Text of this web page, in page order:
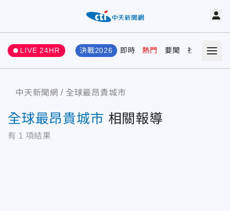
LIVE 24HR 決戰2026 即時 熱門 要聞 社會 娛樂
中天新聞網 全球最昂貴城市
全球最昂貴城市 相關報導
有 1 項結果